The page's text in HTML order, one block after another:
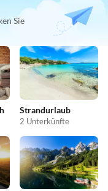
Sie
Strandurlaub
2 Unterkünfte